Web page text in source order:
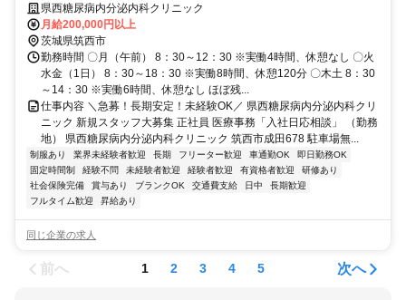
勤のみで無理なく働けます！
県西糖尿病内分泌内科クリニック
月給200,000円以上
茨城県筑西市
勤務時間 〇月（午前） 8：30～12：30 ※実働4時間、休憩なし 〇火
水金（1日） 8：30～18：30 ※実働8時間、休憩120分 〇木土 8：30
～14：30 ※実働6時間、休憩なし ほぼ残...
仕事内容 ＼急募！長期安定！未経験OK／ 県西糖尿病内分泌内科クリ
ニック 新規スタッフ大募集 正社員 医療事務「入社日応相談」 （勤務
地） 県西糖尿病内分泌内科クリニック 筑西市成田678 駐車場無...
制服あり 業界未経験者歓迎 長期 フリーター歓迎 車通勤OK
即日勤務OK
固定時間制
経験不問 未経験者歓迎 経験者歓迎 有資格者歓迎
研修あり
社会保険完備
賞与あり ブランクOK 交通費支給 日中
長期歓迎
フルタイム歓迎
昇給あり
同じ企業の求人
前へ 1 2 3 4 5 次へ